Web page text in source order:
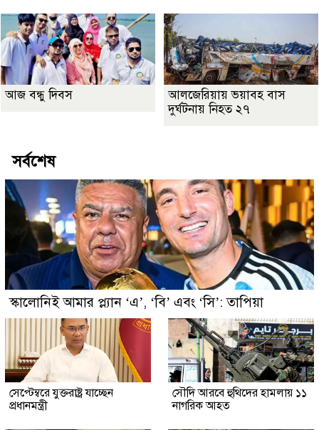
আজ বন্ধু দিবস
আলজেরিয়ায় ভয়াবহ বাস
দুর্ঘটনায় নিহত ২৭
সর্বশেষ
স্কালোনিই আমার প্ল্যান ‘এ’, ‘বি’ এবং ‘সি’: তাপিয়া
সেপ্টেম্বরে যুক্তরাষ্ট্র যাচ্ছেন
প্রধানমন্ত্রী
সৌদি আরবে হুথিদের হামলায় ১১
নাগরিক আহত